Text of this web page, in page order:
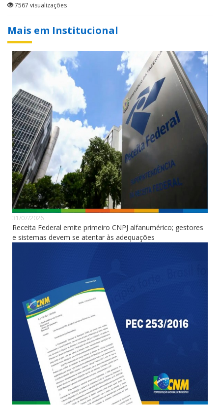
7567 visualizações
Mais em Institucional
31/07/2026
Receita Federal emite primeiro CNPJ alfanumérico; gestores
e sistemas devem se atentar às adequações